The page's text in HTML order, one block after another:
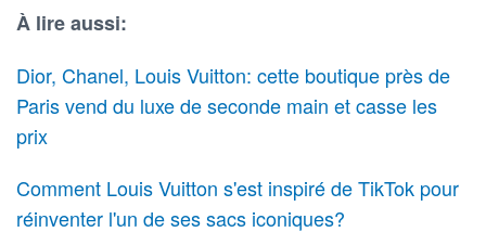
À lire aussi:
Dior, Chanel, Louis Vuitton: cette boutique près de
Paris vend du luxe de seconde main et casse les
prix
Comment Louis Vuitton s'est inspiré de TikTok pour
réinventer l'un de ses sacs iconiques?